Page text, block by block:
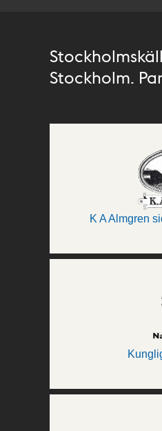
Stockholm.
K A Almgren